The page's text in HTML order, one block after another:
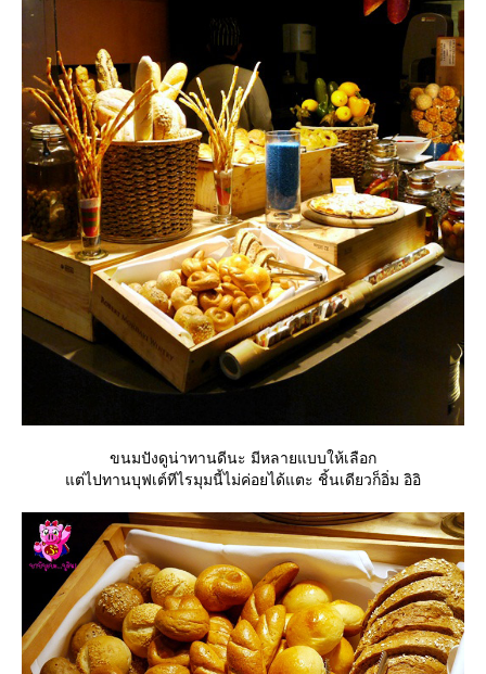
ขนมปังดูน่าทานดีนะ มีหลายแบบให้เลือก
ต่ไปทานบุฟเต์ทีไรมุมนี้ไม่ค่อยได้แตะ ชิ้นเดียวก็อิ่ม อิอิ